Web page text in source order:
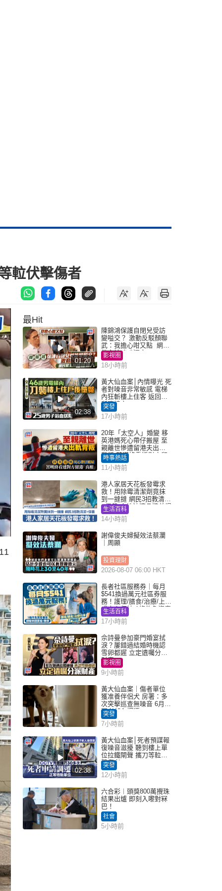
𨋢伏擊傷者
最Hit
01:20
陳錦鴻保護自閉兒受訪
變嗌交？ 激動反駁顏聯
武：我擔心咁又點 網民
批主持咄咄逼人
影視圈
18小時前
02:38
黃大仙血案│內情曝光 死
者對噪音非常敏感 電梯
內狂斬樓上住客 返回住
所墮樓亡
突發
17小時前
20年「太空人」婚變 移
英港媽死心帶仔搬屋 至
親離世慘遭留港夫出軌
背叛 苦嘆終看透對方留
港「真相」｜Juicy叮
時事熱話
11小時前
港人家居天花板發霉求
救！用除霉清潔劑竟抹
到一撻撻 網民3招教清潔
+保養 本地油漆品牌曾提
醒勿用1物防變色
生活百科
14小時前
謝偉俊夫婦擬效法蔡瀾
｜周顯
投資理財
2026-08-07 06:00 HKT
長者社區服務券｜每月
$541換過萬元社區券服
務！護理/膳食/治療/上門
或中心任揀 1條件免資產
審查（附申請資格及教
學）
生活百科
17小時前
佘詩曼參加豪門婚宴拭
淚？屢錯過結婚時機認
雪卵都遲 立定遺囑分派
財產
影視圈
9小時前
黃大仙血案｜傷者單位
獲准養伴侶犬 房署：多
次突擊巡查無噪音 6月批
死者邨內調遷
突發
7小時前
02:38
黃大仙血案│死者預謀報
復噪音滋擾 聽到樓上單
位拉鐵閘聲 攜刀等𨋢伏
擊傷者
突發
12小時前
六合彩︱頭獎800萬攪珠
結果出爐 即刻入嚟對冧
巴！
社會
5小時前